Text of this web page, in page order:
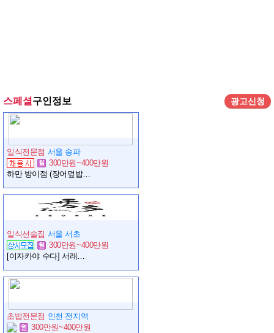
스페셜 구인정보 광고신청
일식전문점 서울 송파
300만원~400만원
하만 방이점 (장어덮밥 전문점) 조리 과장 ~ 실장 구인합니다.
일식선술집 서울 서초
300만원~400만원
[이자카야 수다] 서래점 주방 정직원 모집합니다 상시모집
초밥전문점 인천 전지역
300만원~400만원